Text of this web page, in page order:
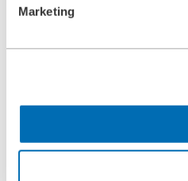
Marketing